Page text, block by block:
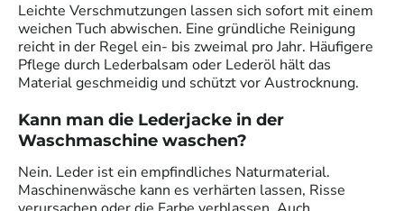
Leichte Verschmutzungen lassen sich sofort mit einem
weichen Tuch abwischen. Eine gründliche Reinigung
reicht in der Regel ein- bis zweimal pro Jahr. Häufigere
Pflege durch Lederbalsam oder Lederöl hält das
Material geschmeidig und schützt vor Austrocknung.
Kann man die Lederjacke in der
Waschmaschine waschen?
Nein. Leder ist ein empfindliches Naturmaterial.
Maschinenwäsche kann es verhärten lassen, Risse